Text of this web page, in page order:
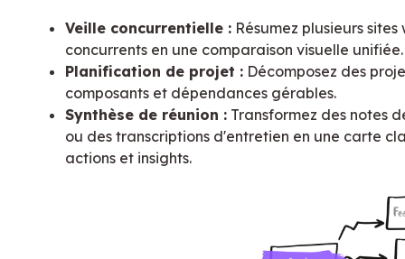
Veille concurrentielle : Résumez plusieurs
concurrents en une comparaison visuelle unifiée.
Planification de projet : Décomposez des
composants et dépendances gérables.
Synthèse de réunion : Transformez des notes
ou des transcriptions d'entretien en une carte
actions et insights.